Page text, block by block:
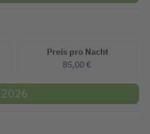
Preis pro Nacht
85,00 €